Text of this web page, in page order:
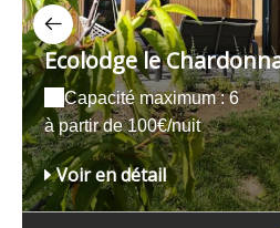
Ecolodge le
Capacité maximum : 6
à partir de 100€/nuit
Voir en détail